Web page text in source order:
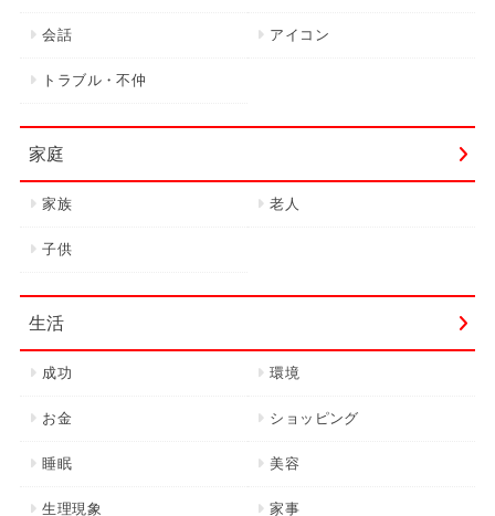
会話 アイコン
トラブル・不仲
家庭
家族 老人
子供
生活
成功 環境
お金 ショッピング
睡眠 美容
生理現象 家事